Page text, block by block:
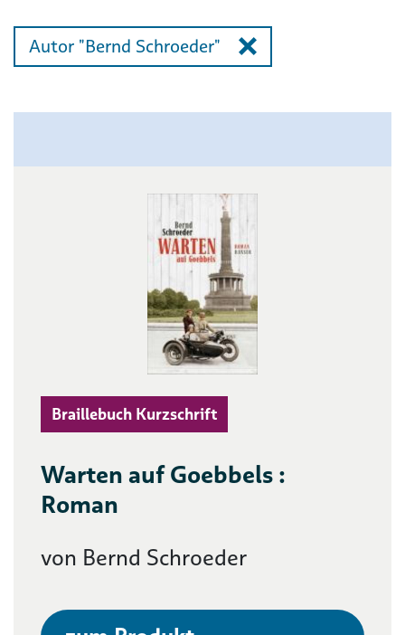
Autor "Bernd Schroeder"
Braillebuch Kurzschrift
Warten auf Goebbels :
Roman
von Bernd Schroeder